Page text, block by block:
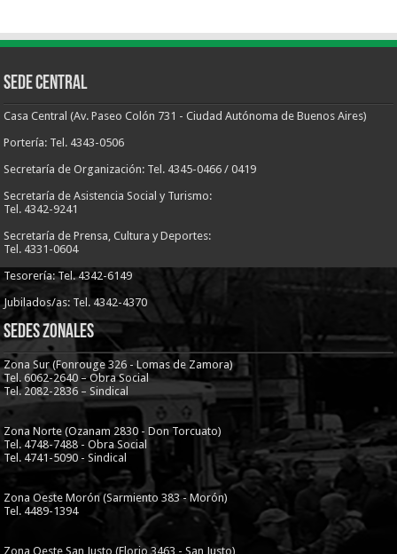
Sede Central
Casa Central (Av. Paseo Colón 731 - Ciudad Autónoma de Buenos Aires)
Portería: Tel. 4343-0506
Secretaría de Organización: Tel. 4345-0466 / 0419
Secretaría de Asistencia Social y Turismo:
Tel. 4342-9241
Secretaría de Prensa, Cultura y Deportes:
Tel. 4331-0604
Tesorería: Tel. 4342-6149
Jubilados/as: Tel. 4342-4370
Sedes Zonales
Zona Sur (Fonrouge 326 - Lomas de Zamora)
Tel. 6062-2640 – Obra Social
Tel. 2082-2836 – Sindical
Zona Norte (Ozanam 2830 - Don Torcuato)
Tel. 4748-7488 - Obra Social
Tel. 4741-5090 - Sindical
Zona Oeste Morón (Sarmiento 383 - Morón)
Tel. 4489-1394
Zona Oeste San Justo (Florio 3463 - San Justo)